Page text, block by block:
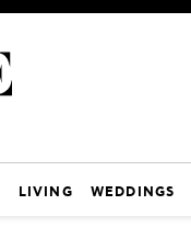
LIVING WEDDINGS